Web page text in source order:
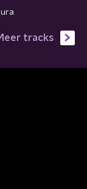
tracks